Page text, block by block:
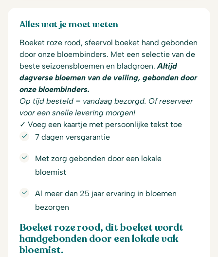
Alles wat je moet weten
Boeket roze rood, sfeervol boeket hand gebonden
door onze bloembinders. Met een selectie van de
beste seizoensbloemen en bladgroen.Altijd
dagverse bloemen van de veiling, gebonden door
onze bloembinders.
Op tijd besteld = vandaag bezorgd. Of reserveer
voor een snelle levering morgen!
✓ Voeg een kaartje met persoonlijke tekst toe
7 dagen versgarantie
Met zorg gebonden door een lokale
bloemist
Al meer dan 25 jaar ervaring in bloemen
bezorgen
Boeket roze rood, dit boeket wordt
handgebonden door een lokale vak
bloemist.